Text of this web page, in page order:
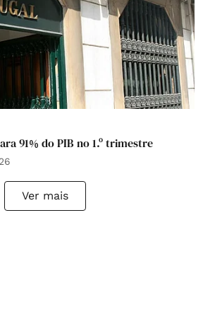
91% do PIB no 1.º trimestre
Ver mais